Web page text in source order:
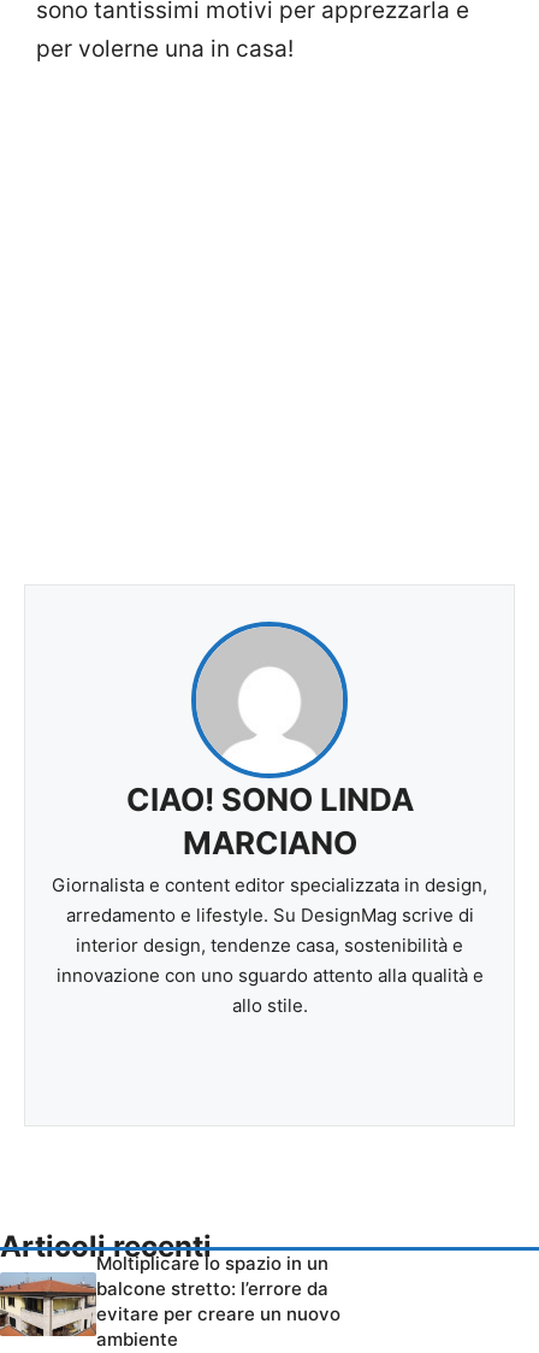
sono tantissimi motivi per apprezzarla e
per volerne una in casa!
CIAO! SONO LINDA
MARCIANO
Giornalista e content editor specializzata in design,
arredamento e lifestyle. Su DesignMag scrive di
interior design, tendenze casa, sostenibilità e
innovazione con uno sguardo attento alla qualità e
allo stile.
Articoli recenti
Moltiplicare lo spazio in un
balcone stretto: l’errore da
evitare per creare un nuovo
ambiente